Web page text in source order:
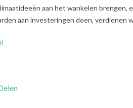
aan het wankelen brengen,
aan investeringen doen, verdienen